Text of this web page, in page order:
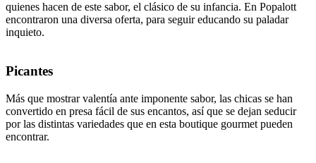
quienes hacen de este sabor, el clásico de su infancia. En Popalott
encontraron una diversa oferta, para seguir educando su paladar
inquieto.
Picantes
Más que mostrar valentía ante imponente sabor, las chicas se han
convertido en presa fácil de sus encantos, así que se dejan seducir
por las distintas variedades que en esta boutique gourmet pueden
encontrar.